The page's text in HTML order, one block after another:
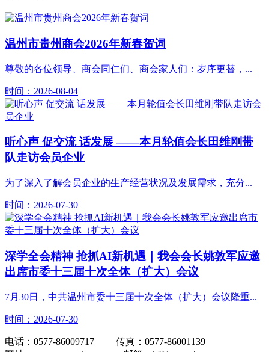
温州市贵州商会2026年新春贺词
尊敬的各位领导、商会同仁们、商会家人们：岁序更替，...
时间：2026-08-04
听心声 促交流 话发展 ——本月轮值会长田维刚带
队走访会员企业
为了深入了解会员企业的生产经营状况及发展需求，充分...
时间：2026-07-30
深学全会精神 抢抓AI新机遇｜我会会长姚敦军应邀
出席市委十三届十次全体（扩大）会议
7月30日，中共温州市委十三届十次全体（扩大）会议隆重...
时间：2026-07-30
电话：0577-86009717 传真：0577-86001139